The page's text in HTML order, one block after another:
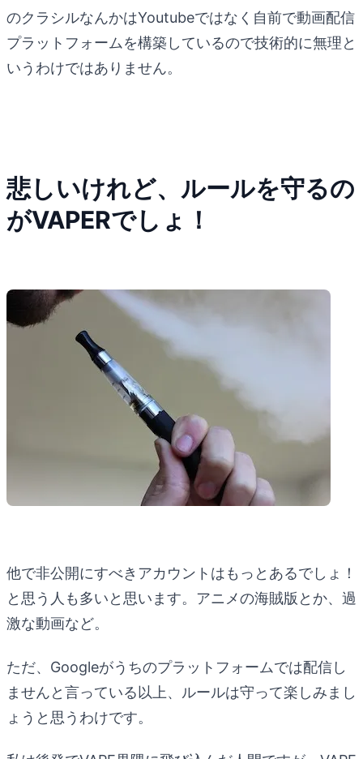
のクラシルなんかはYoutubeではなく自前で動画配信
プラットフォームを構築しているので技術的に無理と
いうわけではありません。
悲しいけれど、ルールを守るの
がVAPERでしょ！
他で非公開にすべきアカウントはもっとあるでしょ！
と思う人も多いと思います。アニメの海賊版とか、過
激な動画など。
ただ、Googleがうちのプラットフォームでは配信し
ませんと言っている以上、ルールは守って楽しみまし
ょうと思うわけです。